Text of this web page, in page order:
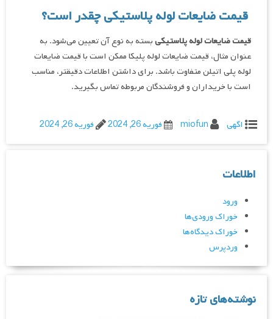
قیمت ضایعات لوله پلاستیکی چقدر است؟
قیمت ضایعات لوله پلاستیکیبسته به نوع آن تعیین می‌شود. به
عنوان مثال، قیمت ضایعات لوله پلیکا ممکن است با قیمت ضایعات
لوله پلی اتیلن متفاوت باشد. برای داشتن اطلاعات دقیقتر، مناسب
است با خریداران و فروشندگان مربوطه تماس بگیرید.
اگهی miofun فوریه 26, 2024 فوریه 26, 2024
اطلاعات
ورود
خوراک ورودی‌ها
خوراک دیدگاه‌ها
وردپرس
نوشته‌های تازه